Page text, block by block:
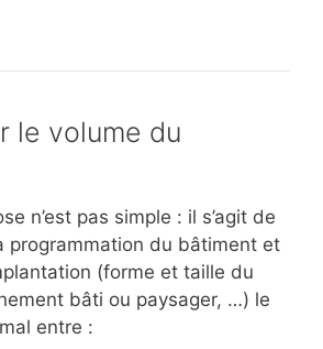
le volume du
n’est pas simple : il s’agit de
programmation du bâtiment et
(forme et taille du
bâti ou paysager, …) le
entre :